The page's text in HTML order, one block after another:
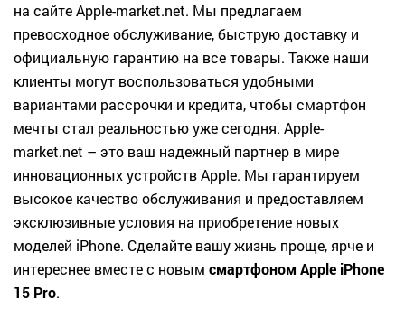
на сайте Apple-market.net. Мы предлагаем
превосходное обслуживание, быструю доставку и
официальную гарантию на все товары. Также наши
клиенты могут воспользоваться удобными
вариантами рассрочки и кредита, чтобы смартфон
мечты стал реальностью уже сегодня. Apple-
market.net – это ваш надежный партнер в мире
инновационных устройств Apple. Мы гарантируем
высокое качество обслуживания и предоставляем
эксклюзивные условия на приобретение новых
моделей iPhone. Сделайте вашу жизнь проще, ярче и
интереснее вместе с новым смартфоном Apple iPhone
15 Pro.